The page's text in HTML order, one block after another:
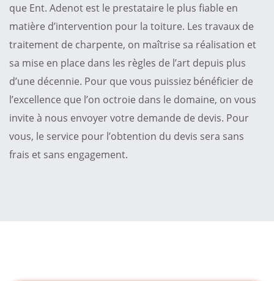
que Ent. Adenot est le prestataire le plus fiable en
matière d’intervention pour la toiture. Les travaux de
traitement de charpente, on maîtrise sa réalisation et
sa mise en place dans les règles de l’art depuis plus
d’une décennie. Pour que vous puissiez bénéficier de
l’excellence que l’on octroie dans le domaine, on vous
invite à nous envoyer votre demande de devis. Pour
vous, le service pour l’obtention du devis sera sans
frais et sans engagement.